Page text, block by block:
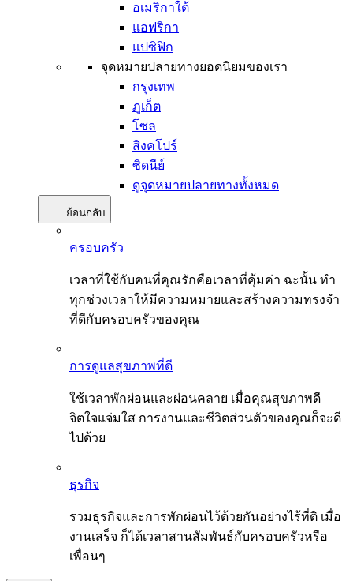
อเมริกาใต้
แอฟริกา
แปซิฟิก
จุดหมายปลายทางยอดนิยมของเรา
กรุงเทพ
ภูเก็ต
โซล
สิงคโปร์
ซิดนีย์
ดูจุดหมายปลายทางทั้งหมด
ย้อนกลับ
ครอบครัว
เวลาที่ใช้กับคนที่คุณรักคือเวลาที่คุ้มค่า ฉะนั้น ทำ
ทุกช่วงเวลาให้มีความหมายและสร้างความทรงจำ
ที่ดีกับครอบครัวของคุณ
การดูแลสุขภาพที่ดี
ใช้เวลาพักผ่อนและผ่อนคลาย เมื่อคุณสุขภาพดี
จิตใจแจ่มใส การงานและชีวิตส่วนตัวของคุณก็จะดี
ไปด้วย
ธุรกิจ
รวมธุรกิจและการพักผ่อนไว้ด้วยกันอย่างไร้ที่ติ เมื่อ
งานเสร็จ ก็ได้เวลาสานสัมพันธ์กับครอบครัวหรือ
เพื่อนๆ